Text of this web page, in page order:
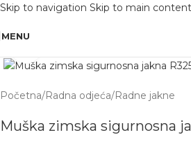
Skip to navigation Skip to main content
OBAVIJEST: Maloprodaja je zatvorena od
MENU
Početna/Radna odjeća/Radne jakne
Muška zimska sigurnosna